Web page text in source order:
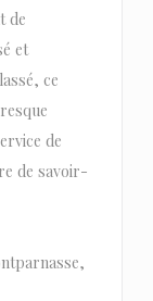
de
et
ce
de
de savoir-